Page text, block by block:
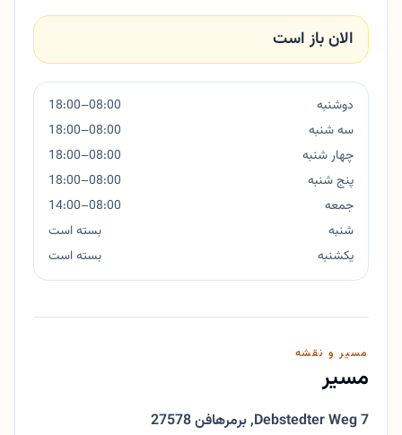
الان باز است
دوشنبه
08:00–18:00
سه شنبه
08:00–18:00
چهار شنبه
08:00–18:00
پنج شنبه
08:00–18:00
جمعه
08:00–14:00
شنبه
بسته است
یکشنبه
بسته است
مسیر و نقشه
مسیر
Debstedter Weg 7
,27578 برمرهافن